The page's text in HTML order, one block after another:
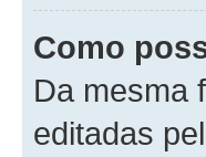
Como
Da mesma
editadas